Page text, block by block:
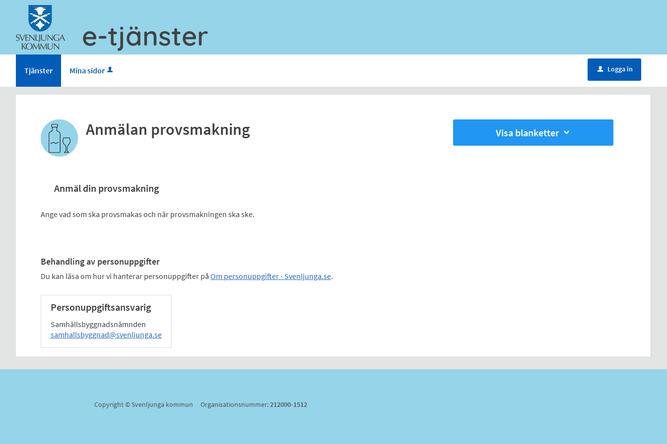
e-tjänster
Tjänster Mina sidor u Logga in
Anmälan provsmakning
Anmäl din provsmakning
Ange vad som ska provsmakas och när provsmakningen ska ske.
Behandling av personuppgifter
Du kan läsa om hur vi hanterar personuppgifter på Om personuppgifter - Svenljunga.se.
Personuppgiftsansvarig
Samhällsbyggnadsnämnden
samhallsbyggnad@svenljunga.se
Visa blanketter
Copyright © Svenljunga kommun Organisationsnummer:212000-1512